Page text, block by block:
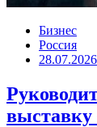
Бизнес
Россия
28.07.2026
выставку